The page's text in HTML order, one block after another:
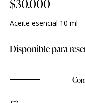
$30.000
Aceite esencial 10 ml
Disponible para